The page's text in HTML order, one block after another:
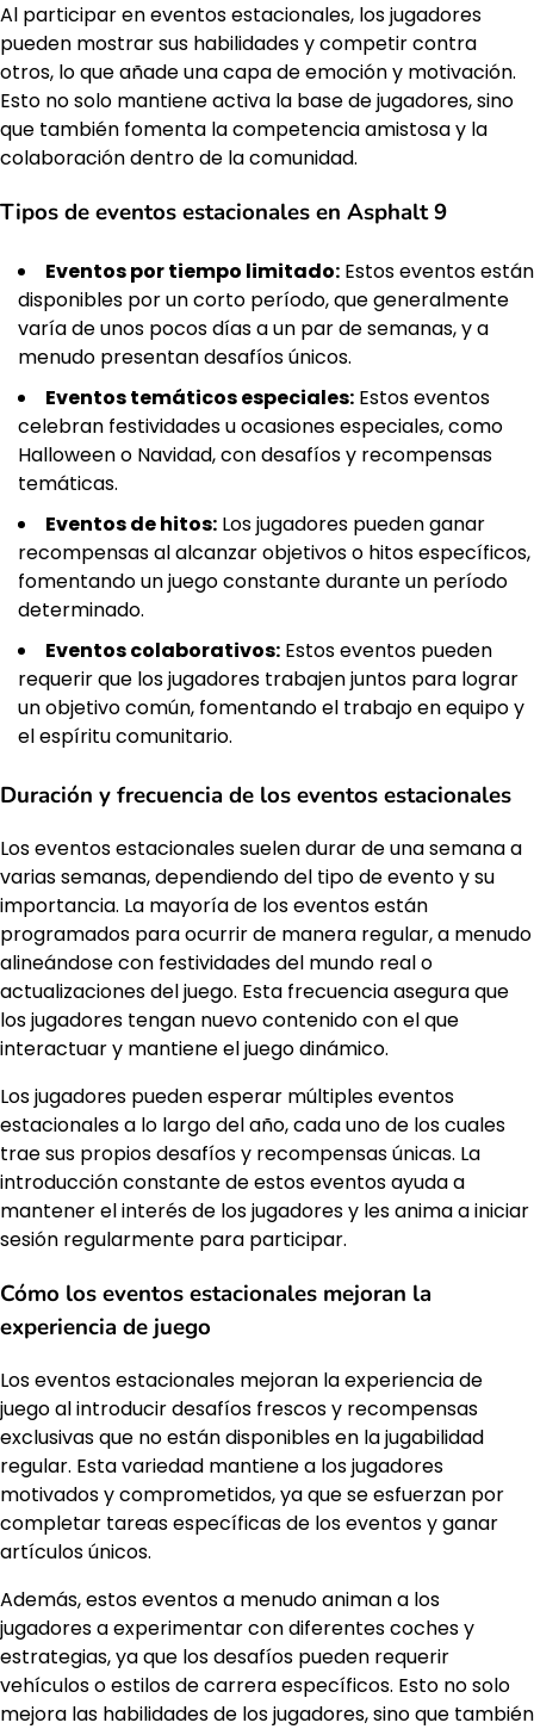
Al participar en eventos estacionales, los jugadores
pueden mostrar sus habilidades y competir contra
otros, lo que añade una capa de emoción y motivación.
Esto no solo mantiene activa la base de jugadores, sino
que también fomenta la competencia amistosa y la
colaboración dentro de la comunidad.
Tipos de eventos estacionales en Asphalt 9
Eventos por tiempo limitado: Estos eventos están
disponibles por un corto período, que generalmente
varía de unos pocos días a un par de semanas, y a
menudo presentan desafíos únicos.
Eventos temáticos especiales: Estos eventos
celebran festividades u ocasiones especiales, como
Halloween o Navidad, con desafíos y recompensas
temáticas.
Eventos de hitos: Los jugadores pueden ganar
recompensas al alcanzar objetivos o hitos específicos,
fomentando un juego constante durante un período
determinado.
Eventos colaborativos: Estos eventos pueden
requerir que los jugadores trabajen juntos para lograr
un objetivo común, fomentando el trabajo en equipo y
el espíritu comunitario.
Duración y frecuencia de los eventos estacionales
Los eventos estacionales suelen durar de una semana a
varias semanas, dependiendo del tipo de evento y su
importancia. La mayoría de los eventos están
programados para ocurrir de manera regular, a menudo
alineándose con festividades del mundo real o
actualizaciones del juego. Esta frecuencia asegura que
los jugadores tengan nuevo contenido con el que
interactuar y mantiene el juego dinámico.
Los jugadores pueden esperar múltiples eventos
estacionales a lo largo del año, cada uno de los cuales
trae sus propios desafíos y recompensas únicas. La
introducción constante de estos eventos ayuda a
mantener el interés de los jugadores y les anima a iniciar
sesión regularmente para participar.
Cómo los eventos estacionales mejoran la
experiencia de juego
Los eventos estacionales mejoran la experiencia de
juego al introducir desafíos frescos y recompensas
exclusivas que no están disponibles en la jugabilidad
regular. Esta variedad mantiene a los jugadores
motivados y comprometidos, ya que se esfuerzan por
completar tareas específicas de los eventos y ganar
artículos únicos.
Además, estos eventos a menudo animan a los
jugadores a experimentar con diferentes coches y
estrategias, ya que los desafíos pueden requerir
vehículos o estilos de carrera específicos. Esto no solo
mejora las habilidades de los jugadores, sino que también